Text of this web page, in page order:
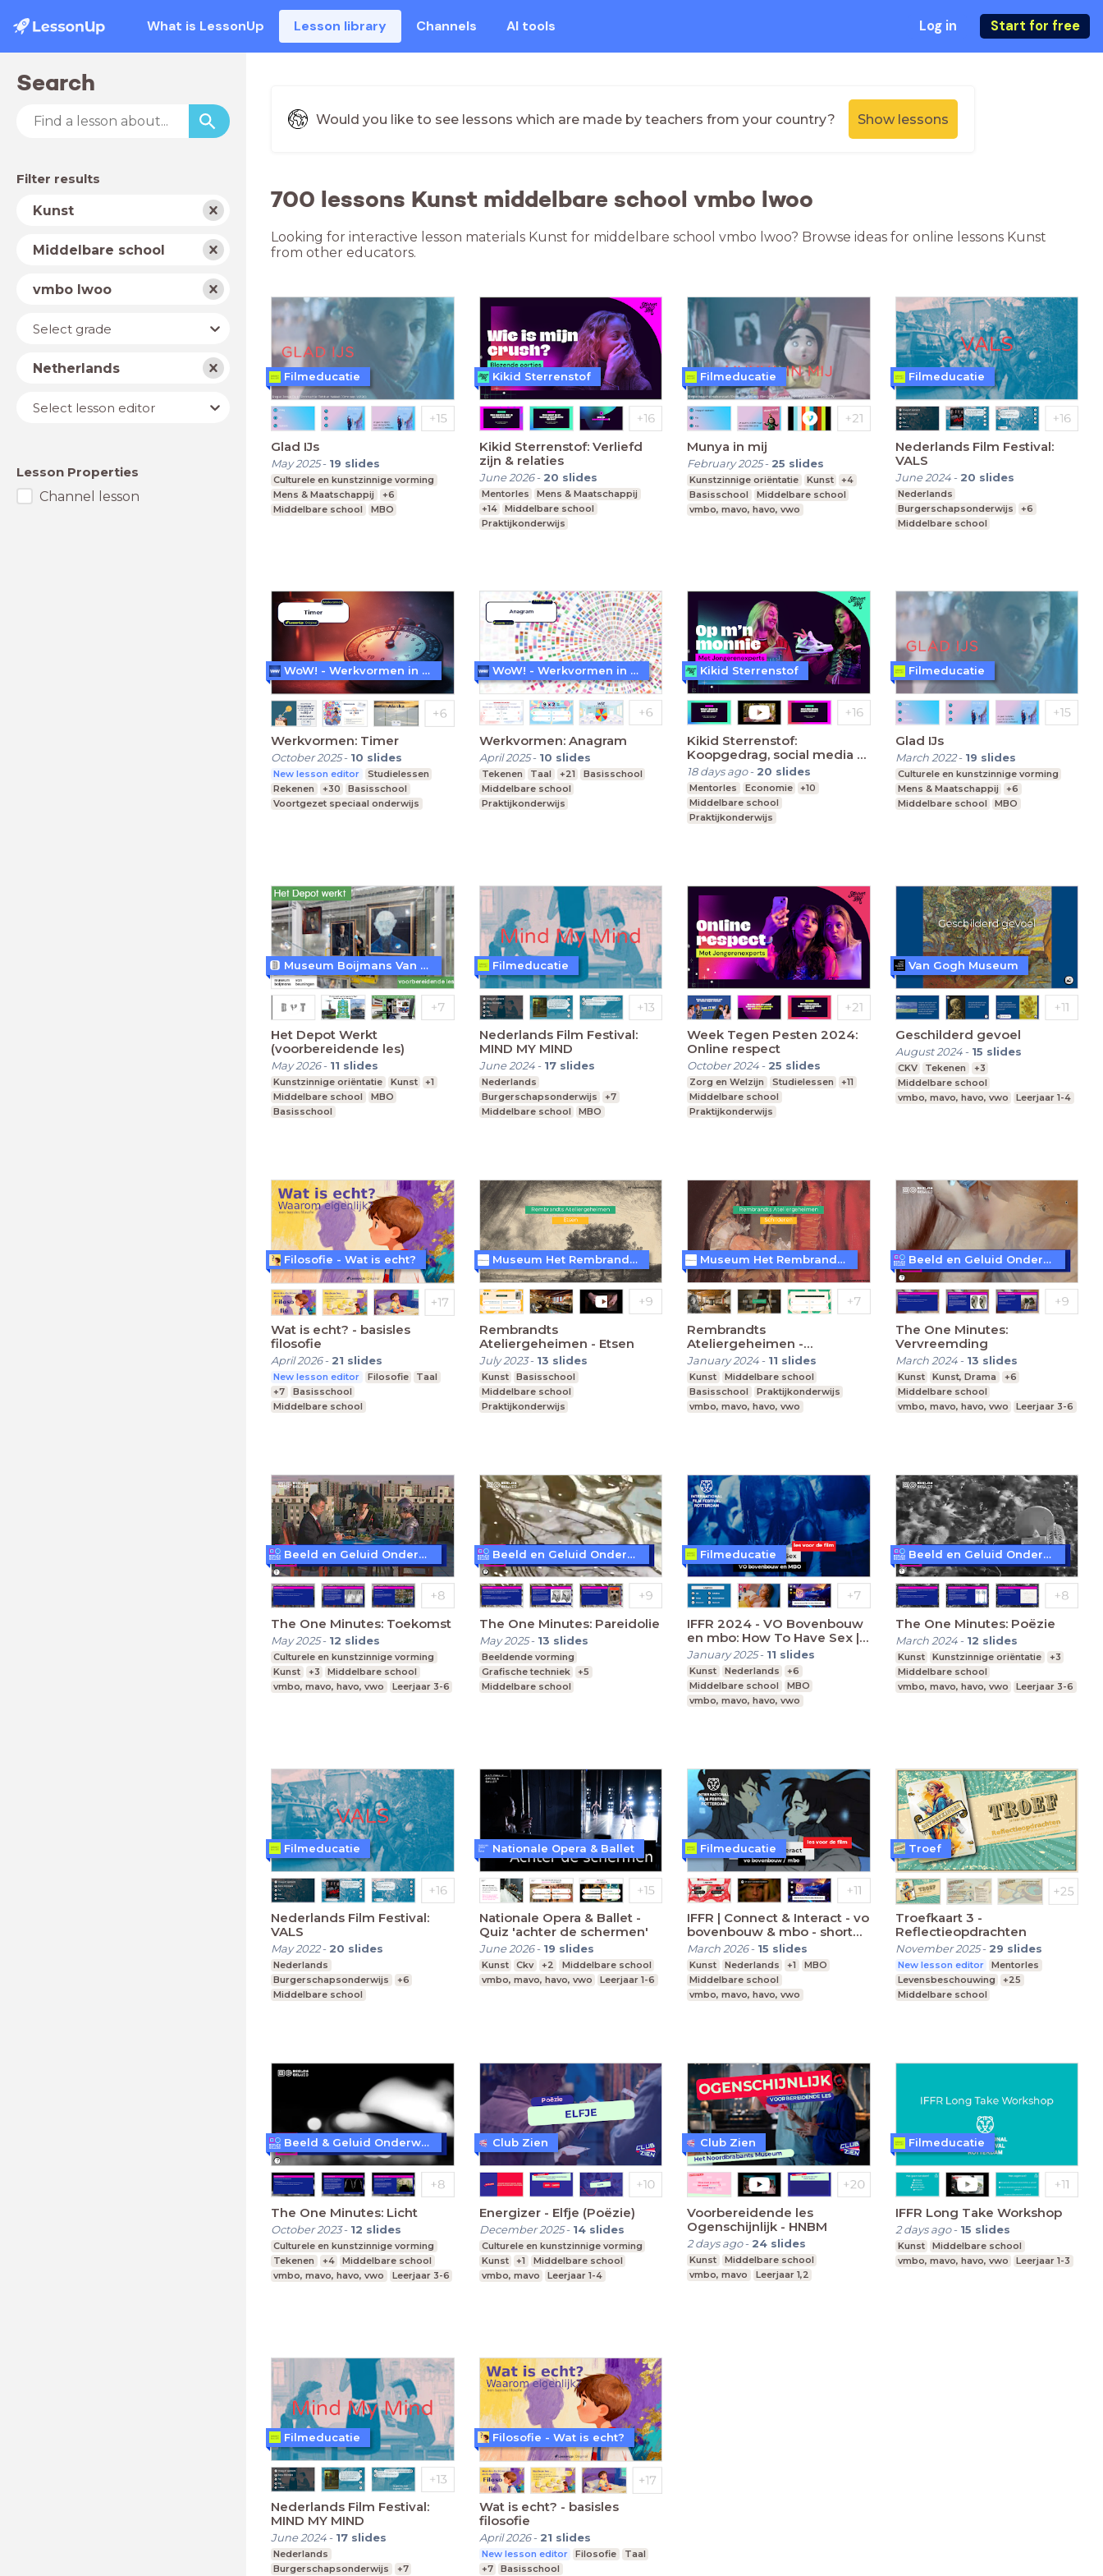
What is LessonUp Lesson library Channels AI tools Log in Start for free
Search
Filter results
Subject
Kunst
School
typeMiddelbare school
vmbo lwoo
YearSelect grade
Country
Netherlands
Lesson
editor
Select lesson editor
Lesson Properties
Channel lesson
Would you like to see lessons which are made by teachers from your country? Show lessons
700 lessons Kunst middelbare school vmbo lwoo
Looking for interactive lesson materials Kunst for middelbare school vmbo lwoo? Browse ideas for online lessons Kunst
from other educators.
Glad IJs
May 2025- 19 slides
Culturele en kunstzinnige vorming
Mens & Maatschappij
+6
Middelbare school
MBO
Filmeducatie
Kikid Sterrenstof: Verliefd
zijn & relaties
June 2026- 20 slides
Mentorles
Mens & Maatschappij
+14
Middelbare school
Praktijkonderwijs
Kikid Sterrenstof
Munya in mij
February 2025- 25 slides
Kunstzinnige oriëntatie Kunst
+4
Basisschool
Middelbare school
vmbo, mavo, havo, vwo
Filmeducatie
Nederlands Film Festival:
VALS
June 2024- 20 slides
Nederlands
Burgerschapsonderwijs
+6
Middelbare school
Filmeducatie
Werkvormen: Timer
October 2025- 10 slides
New lesson editor
Studielessen
Rekenen
+30
Basisschool
Voortgezet speciaal onderwijs
WoW! - Werkvormen in LessonUp
Werkvormen: Anagram
April 2025- 10 slides
Tekenen Taal +21
Basisschool
Middelbare school
Praktijkonderwijs
WoW! - Werkvormen in LessonUp
Kikid Sterrenstof:
Koopgedrag, social media &
achteraf betalen
18 days ago- 20 slides
Mentorles Economie
+10
Middelbare school
Praktijkonderwijs
Kikid Sterrenstof
Glad IJs
March 2022- 19 slides
Culturele en kunstzinnige vorming
Mens & Maatschappij
+6
Middelbare school
MBO
Filmeducatie
Het Depot Werkt
(voorbereidende les)
May 2026- 11 slides
Kunstzinnige oriëntatie Kunst
+1
Middelbare school
MBO
Basisschool
Museum Boijmans Van Beuningen
Nederlands Film Festival:
MIND MY MIND
June 2024- 17 slides
Nederlands
Burgerschapsonderwijs
+7
Middelbare school
MBO
Filmeducatie
Week Tegen Pesten 2024:
Online respect
October 2024- 25 slides
Zorg en Welzijn Studielessen
+11
Middelbare school
Praktijkonderwijs
Geschilderd gevoel
August 2024- 15 slides
CKV Tekenen
+3
Middelbare school
vmbo, mavo, havo, vwo
Leerjaar 1-4
Van Gogh Museum
Wat is echt? - basisles
filosofie
April 2026- 21 slides
New lesson editor Filosofie
Taal
+7
Basisschool
Middelbare school
Filosofie - Wat is echt?
Rembrandts
Ateliergeheimen - Etsen
July 2023- 13 slides
Kunst
Basisschool
Middelbare school
Praktijkonderwijs
Museum Het Rembrandthuis
Rembrandts
Ateliergeheimen -
Schilderen
January 2024- 11 slides
Kunst
Middelbare school
Basisschool
Praktijkonderwijs
vmbo, mavo, havo, vwo
Museum Het Rembrandthuis
The One Minutes:
Vervreemding
March 2024- 13 slides
Kunst Kunst, Drama
+6
Middelbare school
vmbo, mavo, havo, vwo
Leerjaar 3-6
Beeld en Geluid Onderwijs
The One Minutes: Toekomst
May 2025- 12 slides
Culturele en kunstzinnige vorming
Kunst
+3
Middelbare school
vmbo, mavo, havo, vwo
Leerjaar 3-6
Beeld en Geluid Onderwijs
The One Minutes: Pareidolie
May 2025- 13 slides
Beeldende vorming
Grafische techniek
+5
Middelbare school
Beeld en Geluid Onderwijs
IFFR 2024 - VO Bovenbouw
en mbo: How To Have Sex |
les voor het filmbezoek
January 2025- 11 slides
Kunst Nederlands
+6
Middelbare school
MBO
vmbo, mavo, havo, vwo
Filmeducatie
The One Minutes: Poëzie
March 2024- 12 slides
Kunst Kunstzinnige oriëntatie
+3
Middelbare school
vmbo, mavo, havo, vwo
Leerjaar 3-6
Beeld en Geluid Onderwijs
Nederlands Film Festival:
VALS
May 2022- 20 slides
Nederlands
Burgerschapsonderwijs
+6
Middelbare school
Filmeducatie
Nationale Opera & Ballet -
Quiz 'achter de schermen'
June 2026- 19 slides
Kunst Ckv +2
Middelbare school
vmbo, mavo, havo, vwo
Leerjaar 1-6
Nationale Opera & Ballet
IFFR | Connect & Interact - vo
bovenbouw & mbo - short
films | Les ter introductie
March 2026- 15 slides
Kunst Nederlands +1
MBO
Middelbare school
vmbo, mavo, havo, vwo
Filmeducatie
Troefkaart 3 -
Reflectieopdrachten
November 2025- 29 slides
New lesson editor
Mentorles
Levensbeschouwing
+25
Middelbare school
Troef
The One Minutes: Licht
October 2023- 12 slides
Culturele en kunstzinnige vorming
Tekenen
+4
Middelbare school
vmbo, mavo, havo, vwo
Leerjaar 3-6
Beeld & Geluid Onderwijs
Energizer - Elfje (Poëzie)
December 2025- 14 slides
Culturele en kunstzinnige vorming
Kunst
+1
Middelbare school
vmbo, mavo
Leerjaar 1-4
Club Zien
Voorbereidende les
Ogenschijnlijk - HNBM
2 days ago- 24 slides
Kunst
Middelbare school
vmbo, mavo
Leerjaar 1,2
Club Zien
IFFR Long Take Workshop
2 days ago- 15 slides
Kunst
Middelbare school
vmbo, mavo, havo, vwo
Leerjaar 1-3
Filmeducatie
Nederlands Film Festival:
MIND MY MIND
June 2024- 17 slides
Nederlands
Burgerschapsonderwijs
+7
Filmeducatie
Wat is echt? - basisles
filosofie
April 2026- 21 slides
New lesson editor Filosofie
Taal
+7
Basisschool
Filosofie - Wat is echt?